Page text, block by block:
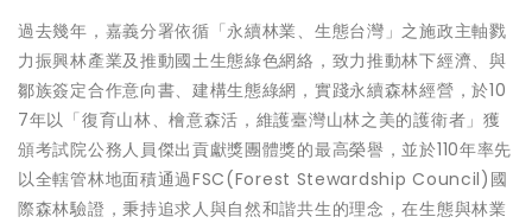
過去幾年，嘉義分署依循「永續林業、生態台灣」之施政主軸戮
力振興林產業及推動國土生態綠色網絡，致力推動林下經濟、與
鄒族簽定合作意向書、建構生態綠網，實踐永續森林經營，於10
7年以「復育山林、檜意森活，維護臺灣山林之美的護衛者」獲
頒考試院公務人員傑出貢獻獎團體獎的最高榮譽，並於110年率先
以全轄管林地面積通過FSC(Forest Stewardship Council)國
際森林驗證，秉持追求人與自然和諧共生的理念，在生態與林業